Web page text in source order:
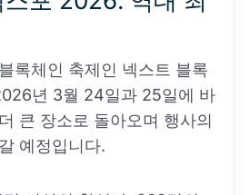
록체인 축제인 넥스트 블록
년 3월 24일과 25일에 바
큰 장소로 돌아오며 행사의
예정입니다.